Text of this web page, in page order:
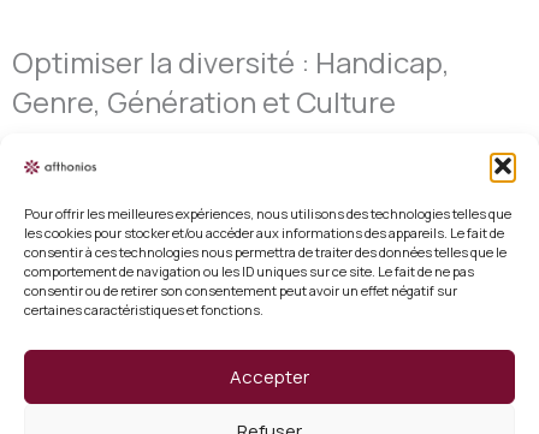
Pour offrir les meilleures expériences, nous utilisons des technologies telles que
les cookies pour stocker et/ou accéder aux informations des appareils. Le fait de
consentir à ces technologies nous permettra de traiter des données telles que le
comportement de navigation ou les ID uniques sur ce site. Le fait de ne pas
consentir ou de retirer son consentement peut avoir un effet négatif sur
certaines caractéristiques et fonctions.
Accepter
Optimiser la diversité : Handicap,
Genre, Génération et Culture
Mentions légales
Conditions générales de vente